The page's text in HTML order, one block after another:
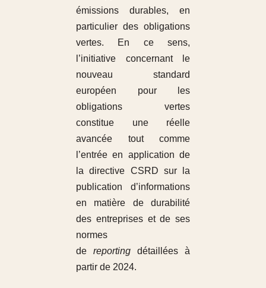
émissions durables, en
particulier des obligations
vertes. En ce sens,
l’initiative concernant le
nouveau standard
européen pour les
obligations vertes
constitue une réelle
avancée tout comme
l’entrée en application de
la directive CSRD sur la
publication d’informations
en matière de durabilité
des entreprises et de ses
normes
de reportingdétaillées à
partir de 2024.